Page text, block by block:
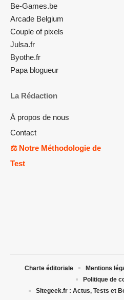
Be-Games.be
Arcade Belgium
Couple of pixels
Julsa.fr
Byothe.fr
Papa blogueur
La Rédaction
À propos de nous
Contact
⚖️ Notre Méthodologie de
Test
Charte éditoriale Mentions
Politique de
Sitegeek.fr : Actus, Tests et